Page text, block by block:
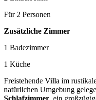
Für 2 Personen
Zusätzliche Zimmer
1 Badezimmer
1 Küche
Freistehende Villa im
natürlichen Umgebung
Schlafzimmer, ein